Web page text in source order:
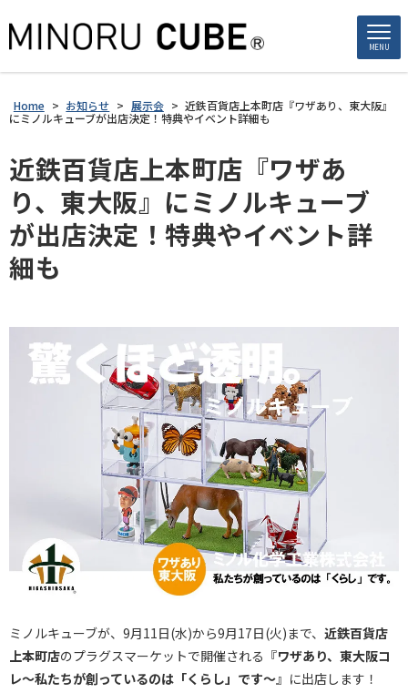
MENU
Home > お知らせ > 展示会 > 近鉄百貨店上本町店『ワザあり、東大阪』
にミノルキューブが出店決定！特典やイベント詳細も
近鉄百貨店上本町店『ワザあ
り、東大阪』にミノルキューブ
が出店決定！特典やイベント詳
細も
ミノルキューブが、9月11日(水)から9月17日(火)まで、 近鉄百貨店
上本町店のプラグスマーケットで開催される『ワザあり、東大阪コ
レ～私たちが創っているのは「くらし」です～』に出店します！